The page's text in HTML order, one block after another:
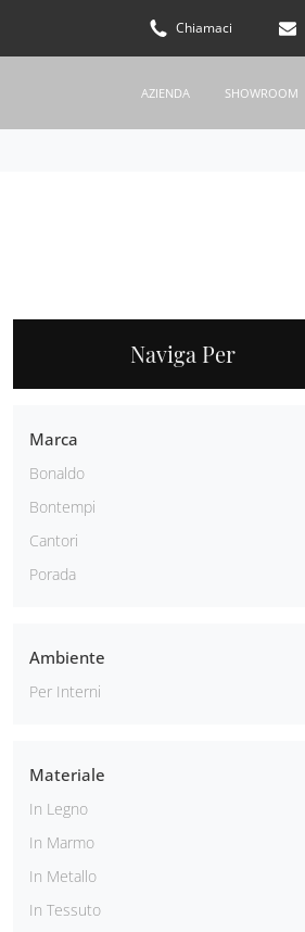
Chiamaci
AZIENDA SHOWROOM
Naviga Per
Marca
Bonaldo
Bontempi
Cantori
Porada
Ambiente
Per Interni
Materiale
In Legno
In Marmo
In Metallo
In Tessuto